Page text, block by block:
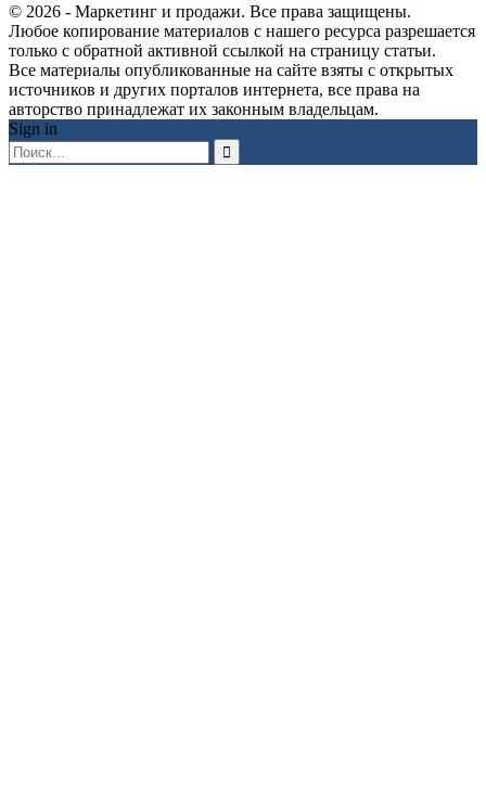
© 2026 - Маркетинг и продажи. Все права защищены.
Любое копирование материалов с нашего ресурса разрешается
только с обратной активной ссылкой на страницу статьи.
Все материалы опубликованные на сайте взяты с открытых
источников и других порталов интернета, все права на
авторство принадлежат их законным владельцам.
Sign in